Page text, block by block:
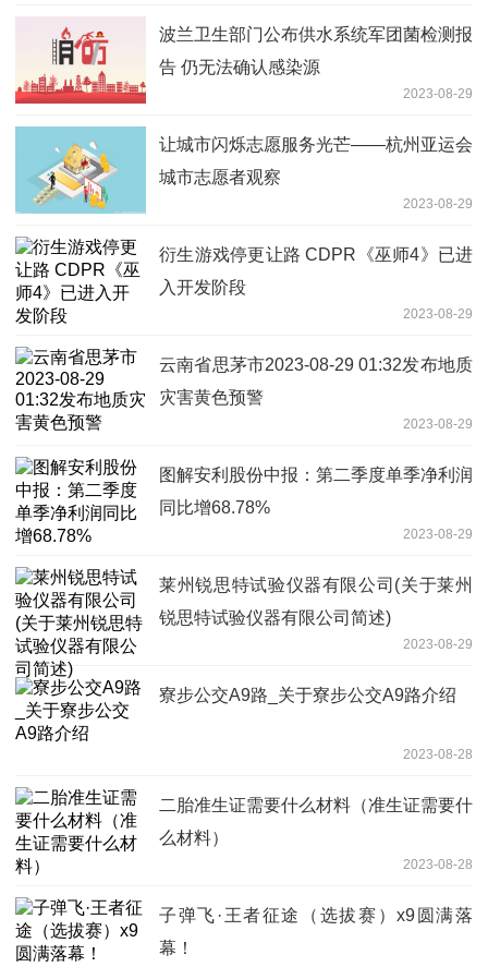
波兰卫生部门公布供水系统军团菌检测报
告 仍无法确认感染源
2023-08-29
让城市闪烁志愿服务光芒——杭州亚运会
城市志愿者观察
2023-08-29
衍生游戏停更让路 CDPR《巫师4》已进
入开发阶段
2023-08-29
云南省思茅市2023-08-29 01:32发布地质
灾害黄色预警
2023-08-29
图解安利股份中报：第二季度单季净利润
同比增68.78%
2023-08-29
莱州锐思特试验仪器有限公司(关于莱州
锐思特试验仪器有限公司简述)
2023-08-29
寮步公交A9路_关于寮步公交A9路介绍
2023-08-28
二胎准生证需要什么材料（准生证需要什
么材料）
2023-08-28
子弹飞·王者征途（选拔赛）x9圆满落
幕！